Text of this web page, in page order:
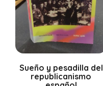
Sueño y pesadilla del
republicanismo